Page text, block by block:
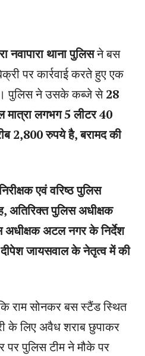
नवापारा थाना पुलिसने बस
पर कार्रवाई करते हुए एक
पुलिस ने उसके कब्जे से28
मात्रा लगभग 5 लीटर 40
2,800 रुपये है, बरामद की
एवं वरिष्ठ पुलिस
अतिरिक्त पुलिस अधीक्षक
अटल नगर के निर्देश
दीपेश जायसवाल के नेतृत्व में की
राम सोनकर बस स्टैंड स्थित
के लिए अवैध शराब छुपाकर
पुलिस टीम ने मौके पर